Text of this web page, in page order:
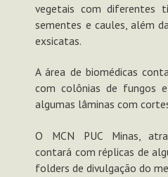
vegetais com diferentes
sementes e caules, além
exsicatas.
A área de biomédicas
com colônias de fungos
algumas lâminas com
O MCN PUC Minas,
contará com réplicas de
folders de divulgação do